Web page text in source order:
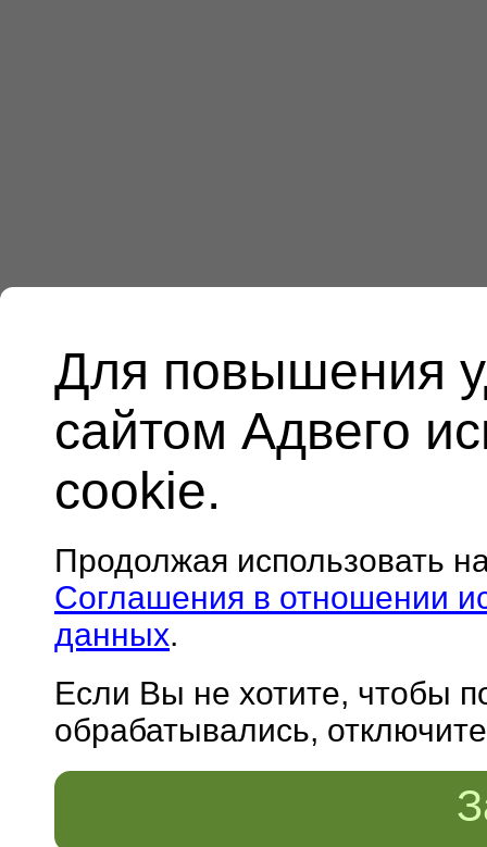
Для повышения
сайтом Адвего
cookie.
Продолжая использовать
Соглашения в отношении
данных.
Если Вы не хотите, чтобы
обрабатывались,